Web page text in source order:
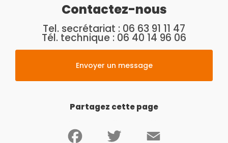
Contactez-nous
Tel. secrétariat : 06 63 91 11 47
Tél. technique : 06 40 14 96 06
Envoyer un message
Partagez cette page